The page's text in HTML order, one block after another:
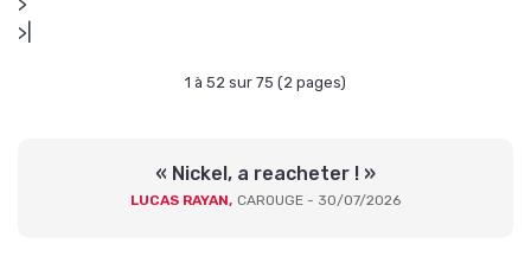
>|
1 à 52 sur 75 (2 pages)
« Nickel, a reacheter ! »
LUCAS RAYAN, CAROUGE - 30/07/2026